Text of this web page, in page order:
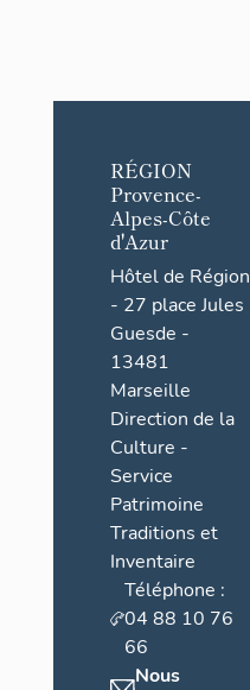
RÉGION
Provence-
Alpes-Côte
d'Azur
Hôtel de Région
- 27 place Jules
Guesde -
13481
Marseille
Direction de la
Culture -
Service
Patrimoine
Traditions et
Inventaire
Téléphone :
04 88 10 76
66
Nous